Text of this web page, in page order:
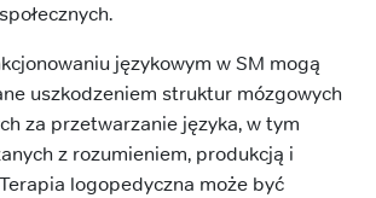
językowym w SM mogą
uszkodzeniem struktur mózgowych
za przetwarzanie języka, w tym
z rozumieniem, produkcją i
logopedyczna może być